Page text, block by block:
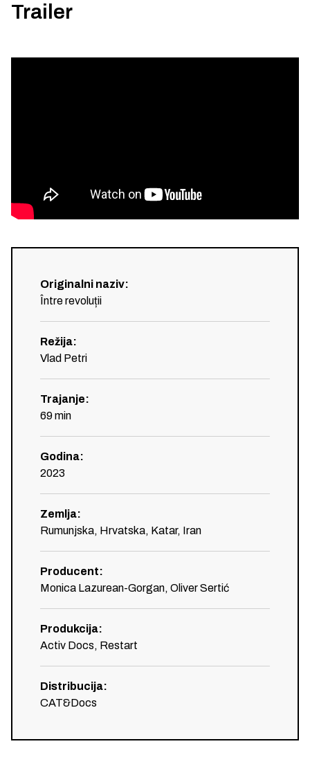
Trailer
Originalni naziv:
Între revoluții
Režija:
Vlad Petri
Trajanje:
69min
Godina:
2023
Zemlja:
Rumunjska, Hrvatska, Katar, Iran
Producent:
Monica Lazurean-Gorgan, Oliver Sertić
Produkcija:
Activ Docs, Restart
Distribucija:
CAT&Docs